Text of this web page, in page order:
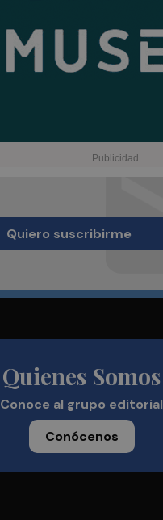
Quiero suscribirme
Quienes Somos
Conoce al grupo editorial
Conócenos